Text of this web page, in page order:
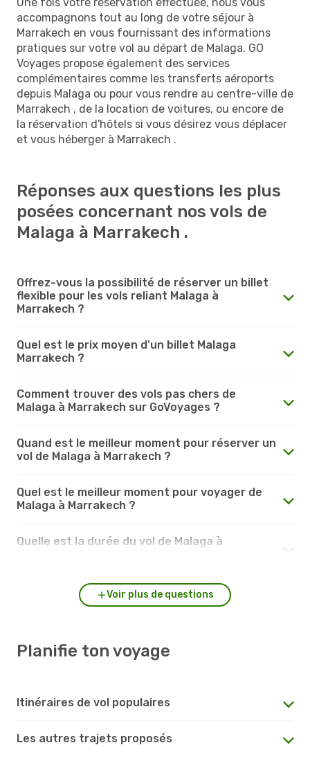
accompagnons tout au long de votre séjour à
Marrakech en vous fournissant des informations
pratiques sur votre vol au départ de Malaga. GO
Voyages propose également des services
complémentaires comme les transferts aéroports
depuis Malaga ou pour vous rendre au centre-ville de
Marrakech , de la location de voitures, ou encore de
la réservation d'hôtels si vous désirez vous déplacer
et vous héberger à Marrakech .
Réponses aux questions les plus
posées concernant nos vols de
Malaga à Marrakech .
Offrez-vous la possibilité de réserver un billet
flexible pour les vols reliant Malaga à
Marrakech ?
Quel est le prix moyen d'un billet Malaga
Marrakech ?
Comment trouver des vols pas chers de
Malaga à Marrakech sur GoVoyages ?
Quand est le meilleur moment pour réserver un
vol de Malaga à Marrakech ?
Quel est le meilleur moment pour voyager de
Malaga à Marrakech ?
Quelle est la durée du vol de Malaga à
Voir plus de questions
Planifie ton voyage
Itinéraires de vol populaires
Les autres trajets proposés